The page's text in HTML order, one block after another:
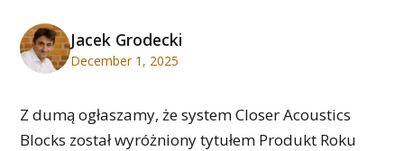
Jacek Grodecki
December 1, 2025
Z dumą ogłaszamy, że system Closer Acoustics
Blocks został wyróżniony tytułem Produkt Roku